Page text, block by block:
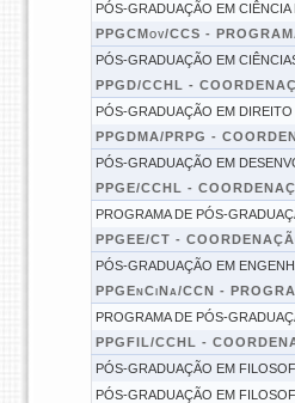
PÓS-GRADUAÇÃO EM
PPGCMov/CCS -
PÓS-GRADUAÇÃO EM
PPGD/CCHL -
PÓS-GRADUAÇÃO EM DIREITO
PPGDMA/PRPG -
PÓS-GRADUAÇÃO EM
PPGE/CCHL -
PROGRAMA DE PÓS-
PPGEE/CT -
PÓS-GRADUAÇÃO EM
PPGEnCiNa/CCN -
PROGRAMA DE PÓS-
PPGFIL/CCHL -
PÓS-GRADUAÇÃO EM
PÓS-GRADUAÇÃO EM